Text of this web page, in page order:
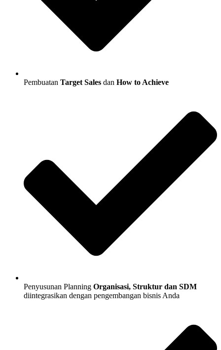
Pembuatan Target Sales dan How to Achieve
Penyusunan Planning Organisasi, Struktur dan SDM
diintegrasikan dengan pengembangan bisnis Anda